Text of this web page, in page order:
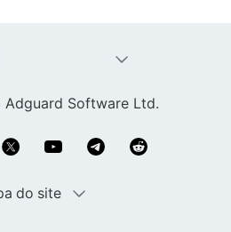
Software Ltd.
do site